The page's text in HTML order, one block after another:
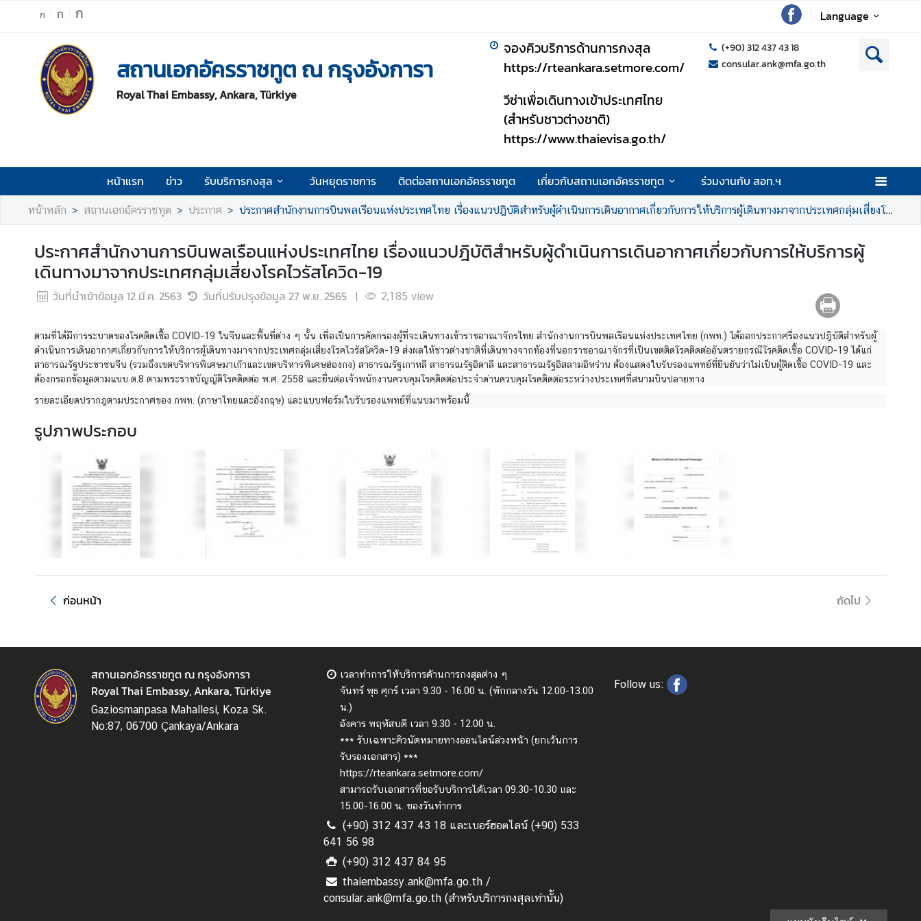
ก ก ก Language
สถานเอกอัครราชทูต ณ กรุงอังการา
Royal Thai Embassy, Ankara, Türkiye
จองคิวบริการด้านการกงสุล
https://rteankara.setmore.com/
วีซ่าเพื่อเดินทางเข้าประเทศไทย
(สำหรับชาวต่างชาติ)
https://www.thaievisa.go.th/
(+90) 312 437 43 18
consular.ank@mfa.go.th
หน้าแรก ข่าว รับบริการกงสุล วันหยุดราชการ ติดต่อสถานเอกอัครราชทูต เกี่ยวกับสถานเอกอัครราชทูต ร่วมงานกับ สอท.ฯ
า
รั
บ
ริ
ก
า
ก
ง
สุ
ล
วั
น
า
ต่
ส
ถ
า
หน้าหลัก สถานเอกอัครราชทูต ประกาศ ประกาศสำนักงานการบินพลเรือนแห่งประเทศไทย เรื่องแนวปฎิบัติสำหรับผู้ดำเนินการเดินอากาศเกี่ยวกับการให้บริการผู้เดินทางมาจากประเทศกลุ่มเสี่ยงโรคไวรัสโควิด-19
ประกาศสำนักงานการบินพลเรือนแห่งประเทศไทย เรื่องแนวปฎิบัติสำหรับผู้ดำเนินการเดินอากาศเกี่ยวกับการให้บริการผู้
เดินทางมาจากประเทศกลุ่มเสี่ยงโรคไวรัสโควิด-19
วันที่นำเข้าข้อมูล 12 มี.ค. 2563 วันที่ปรับปรุงข้อมูล 27 พ.ย. 2565 | 2,185 view
ตามที่ได้มีการระบาดของโรคติดเชื้อ COVID-19 ในจีนและพื้นที่ต่าง ๆ นั้น เพื่อเป็นการคัดกรองผู้ที่จะเดินทางเข้าราชอาณาจักรไทย สำนักงานการบินพลเรือนแห่งประเทศไทย (กพท.) ได้ออกประกาศรื่องแนวปฎิบัติสำหรับผู้
ดำเนินการเดินอากาศเกี่ยวกับการให้บริการผู้เดินทางมาจากประเทศกลุ่มเสี่ยงโรคไวรัสโควิด-19 ส่งผลให้ชาวต่างชาติที่เดินทางจากท้องที่นอกราชอาณาจักรที่เป็นเขตติดโรคติดต่ออันตรายกรณีโรคติดเชื้อ COVID-19 ได้แก่
สาธารณรัฐประชาชนจีน (รวมถึงเขตบริหารพิเศษมาเก๊าและเขตบริหารพิเศษฮ่องกง) สาธารณรัฐเกาหลี สาธารณรัฐอิตาลี และสาธารณรัฐอิสลามอิหร่าน ต้องแสดงใบรับรองแพทย์ที่ยืนยันว่าไม่เป็นผู้ติดเชื้อ COVID-19 และ
ต้องกรอกข้อมูลตามแบบ ต.8 ตามพระราชบัญญัติโรคติดต่อ พ.ศ. 2558 และยื่นต่อเจ้าพนักงานควบคุมโรคติดต่อประจำด่านควบคุมโรคติดต่อระหว่างประเทศที่สนามบินปลายทาง
รายละเอียดปรากฎตามประกาศของ กพท. (ภาษาไทยและอังกฤษ) และแบบฟอร์มใบรับรองแพทย์ที่แนบมาพร้อมนี้
รูปภาพประกอบ
ก่อนหน้า ถัดไป
สถานเอกอัครราชทูต ณ กรุงอังการา
Royal Thai Embassy, Ankara, Türkiye
Gaziosmanpasa Mahallesi, Koza Sk.
No:87, 06700 Çankaya/Ankara
เวลาทำการให้บริการด้านการกงสุลต่าง ๆ
จันทร์ พุธ ศุกร์ เวลา 9.30 - 16.00 น. (พักกลางวัน 12.00-13.00
น.)
อังคาร พฤหัสบดี เวลา 9.30 - 12.00 น.
*** รับเฉพาะคิวนัดหมายทางออนไลน์ล่วงหน้า (ยกเว้นการ
รับรองเอกสาร) ***
https://rteankara.setmore.com/
สามารถรับเอกสารที่ขอรับบริการได้เวลา 09.30-10.30 และ
15.00-16.00 น. ของวันทำการ
(+90) 312 437 43 18 และเบอร์ฮอตไลน์ (+90) 533
641 56 98
(+90) 312 437 84 95
thaiembassy.ank@mfa.go.th /
consular.ank@mfa.go.th (สำหรับบริการกงสุลเท่านั้น)
Follow us: